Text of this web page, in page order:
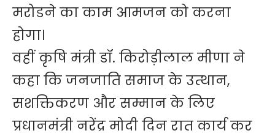
मरोडने का काम आमजन को करना
होगा।
वहीं कृषि मंत्री डॉ. किरोड़ीलाल मीणा ने
कहा कि जनजाति समाज के उत्थान,
सशक्तिकरण और सम्मान के लिए
प्रधानमंत्री नरेंद्र मोदी दिन रात कार्य कर